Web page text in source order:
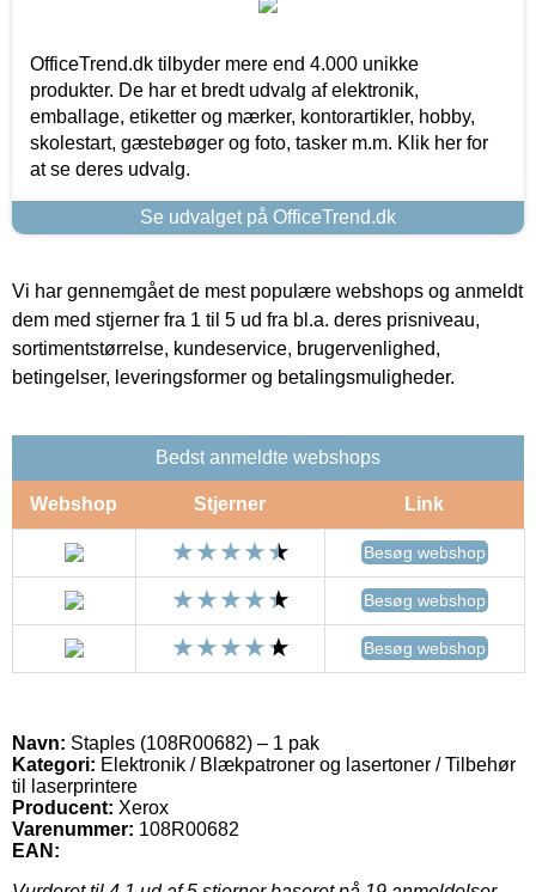
OfficeTrend.dk tilbyder mere end 4.000 unikke
produkter. De har et bredt udvalg af elektronik,
emballage, etiketter og mærker, kontorartikler, hobby,
skolestart, gæstebøger og foto, tasker m.m. Klik her for
at se deres udvalg.
Se udvalget på OfficeTrend.dk
Vi har gennemgået de mest populære webshops og anmeldt
dem med stjerner fra 1 til 5 ud fra bl.a. deres prisniveau,
sortimentstørrelse, kundeservice, brugervenlighed,
betingelser, leveringsformer og betalingsmuligheder.
Bedst anmeldte webshops
Webshop Stjerner Link
Besøg webshop
Besøg webshop
Besøg webshop
Navn: Staples (108R00682) – 1 pak
Kategori: Elektronik / Blækpatroner og lasertoner / Tilbehør
til laserprintere
Producent: Xerox
Varenummer: 108R00682
EAN: